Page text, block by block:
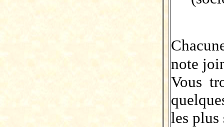
note
Vous
les plus